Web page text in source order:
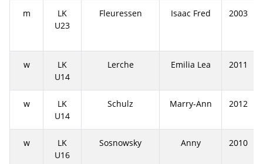
m
LK
U23
Fleuressen Isaac Fred 2003
w
LK
U14
Lerche Emilia Lea 2011
w
LK
U14
Schulz Marry-Ann 2012
w
LK
U16
Sosnowsky Anny 2010